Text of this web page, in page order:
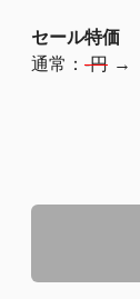
セール特価
通常： -円 →